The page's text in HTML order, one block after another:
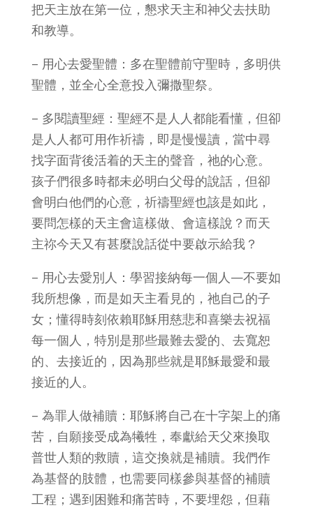
把天主放在第一位，懇求天主和神父去扶助
和教導。
– 用心去愛聖體：多在聖體前守聖時，多明供
聖體，並全心全意投入彌撒聖祭。
– 多閱讀聖經：聖經不是人人都能看懂，但卻
是人人都可用作祈禱，即是慢慢讀，當中尋
找字面背後活着的天主的聲音，祂的心意。
孩子們很多時都未必明白父母的說話，但卻
會明白他們的心意，祈禱聖經也該是如此，
要問怎樣的天主會這樣做、會這樣說？而天
主祢今天又有甚麼說話從中要啟示給我？
– 用心去愛別人：學習接納每一個人—不要如
我所想像，而是如天主看見的，祂自己的子
女；懂得時刻依賴耶穌用慈悲和喜樂去祝福
每一個人，特別是那些最難去愛的、去寬恕
的、去接近的，因為那些就是耶穌最愛和最
接近的人。
– 為罪人做補贖：耶穌將自己在十字架上的痛
苦，自願接受成為犧牲，奉獻給天父來換取
普世人類的救贖，這交換就是補贖。我們作
為基督的肢體，也需要同樣參與基督的補贖
工程；遇到困難和痛苦時，不要埋怨，但藉